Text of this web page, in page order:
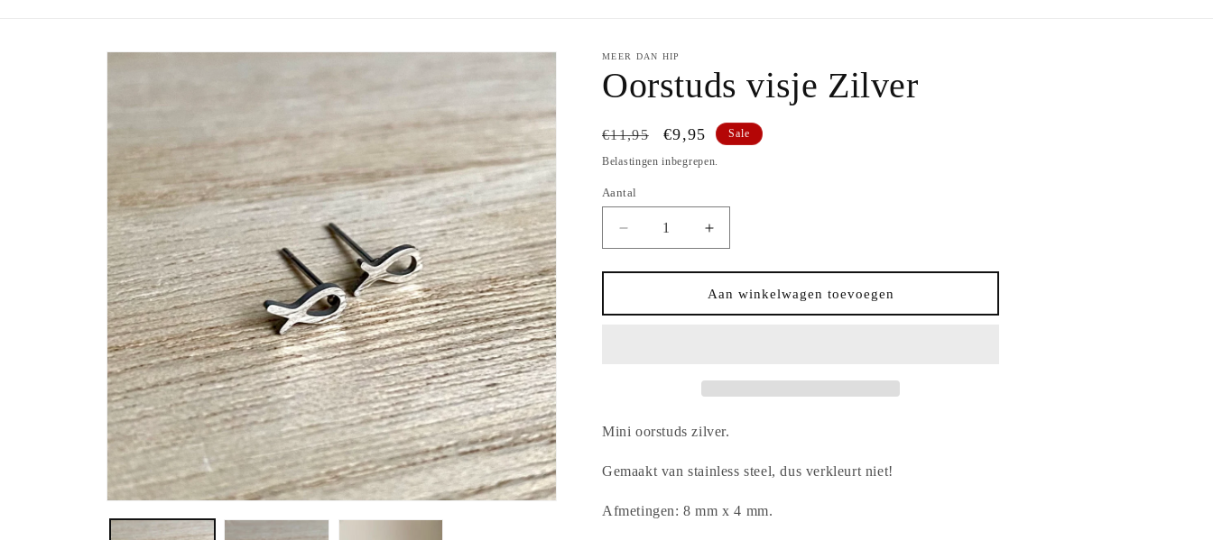
MEER DAN HIP
Oorstuds visje Zilver
Normale
prijs
€11,95 Aanbiedingsprijs
€9,95 Sale
Belastingen inbegrepen.
Aantal
Aantal
Aantal
verlagen
voor
visje
Aantal
verhogen
voor
Oorstuds
visje
Aan winkelwagen toevoegen
Mini oorstuds zilver.
Gemaakt van stainless steel, dus verkleurt niet!
Afmetingen: 8 mm x 4 mm.